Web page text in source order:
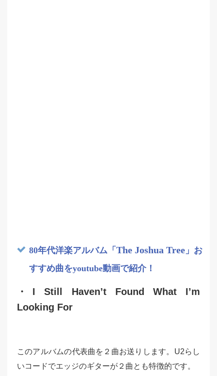
80年代洋楽アルバム「 The Joshua Tree 」お
すすめ曲をyoutube動画で紹介！
・I Still Haven’t Found What I’m
Looking For
このアルバムの代表曲を２曲お送りします。U2らし
いコードでエッジのギターが２曲とも特徴的です。